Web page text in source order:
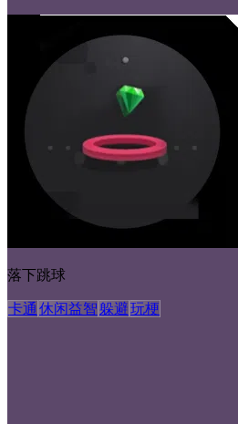
落下跳球
卡通 休闲益智躲避玩梗